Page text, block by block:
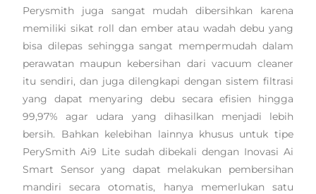
Perysmith juga sangat mudah dibersihkan karena
memiliki sikat roll dan ember atau wadah debu yang
bisa dilepas sehingga sangat mempermudah dalam
perawatan maupun kebersihan dari vacuum cleaner
itu sendiri, dan juga dilengkapi dengan sistem filtrasi
yang dapat menyaring debu secara efisien hingga
99,97% agar udara yang dihasilkan menjadi lebih
bersih. Bahkan kelebihan lainnya khusus untuk tipe
PerySmith Ai9 Lite sudah dibekali dengan Inovasi Ai
Smart Sensor yang dapat melakukan pembersihan
mandiri secara otomatis, hanya memerlukan satu